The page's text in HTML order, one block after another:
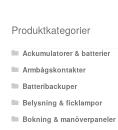
Produktkategorier
Ackumulatorer & batterier
Armbågskontakter
Batteribackuper
Belysning & ficklampor
Bokning & manöverpaneler